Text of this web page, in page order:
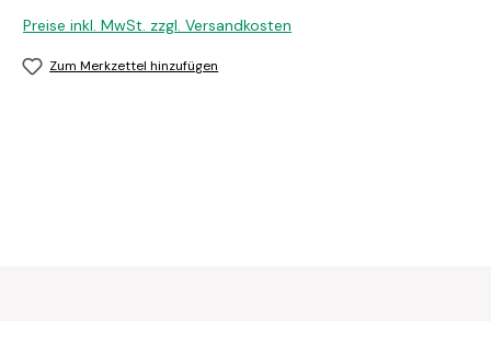
Preise inkl. MwSt. zzgl. Versandkosten
Zum Merkzettel hinzufügen